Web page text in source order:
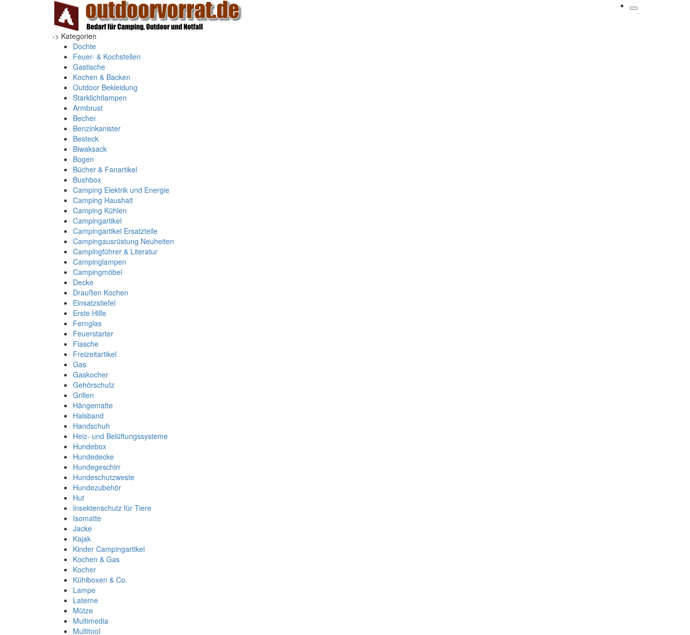
-> Kategorien
Dochte
Feuer- & Kochstellen
Gastische
Kochen & Backen
Outdoor Bekleidung
Starklichtlampen
Armbrust
Becher
Benzinkanister
Besteck
Biwaksack
Bogen
Bücher & Fanartikel
Bushbox
Camping Elektrik und Energie
Camping Haushalt
Camping Kühlen
Campingartikel
Campingartikel Ersatzteile
Campingausrüstung Neuheiten
Campingführer & Literatur
Campinglampen
Campingmöbel
Decke
Draußen Kochen
Einsatzstiefel
Erste Hilfe
Fernglas
Feuerstarter
Flasche
Freizeitartikel
Gas
Gaskocher
Gehörschutz
Grillen
Hängematte
Halsband
Handschuh
Heiz- und Belüftungssysteme
Hundebox
Hundedecke
Hundegeschirr
Hundeschutzweste
Hundezubehör
Hut
Insektenschutz für Tiere
Isomatte
Jacke
Kajak
Kinder Campingartikel
Kochen & Gas
Kocher
Kühlboxen & Co.
Lampe
Laterne
Mütze
Multimedia
Multitool